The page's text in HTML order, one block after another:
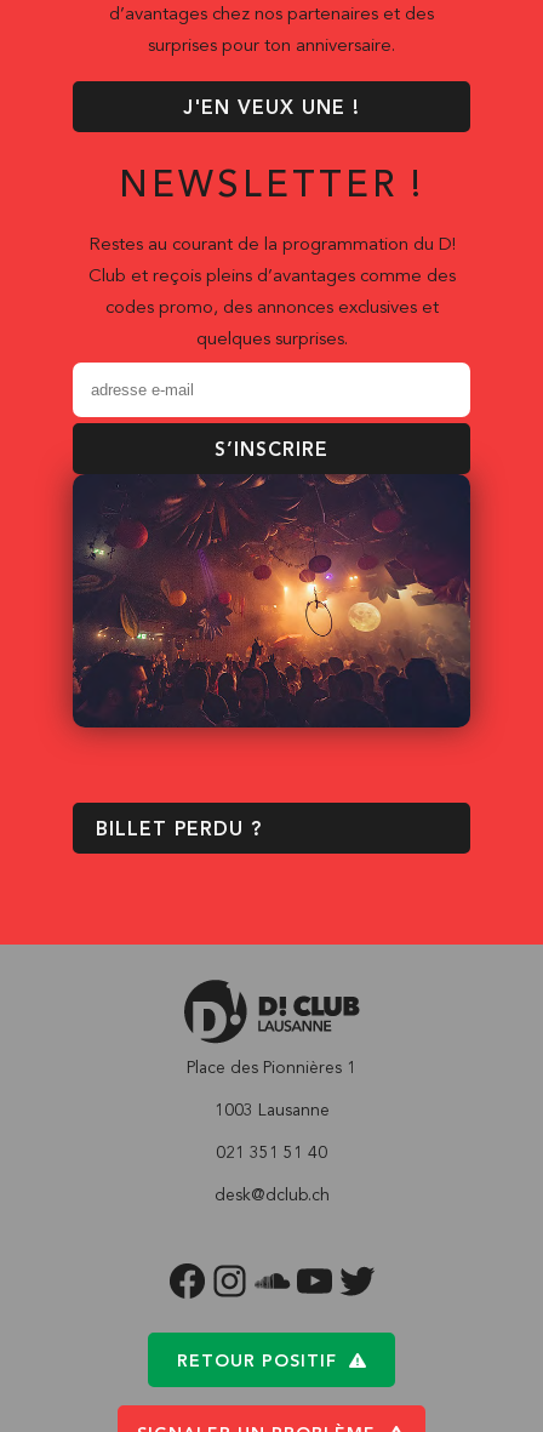
d’avantages chez nos partenaires et des
surprises pour ton anniversaire.
J'EN VEUX UNE !
NEWSLETTER !
Restes au courant de la programmation du D!
Club et reçois pleins d’avantages comme des
codes promo, des annonces exclusives et
quelques surprises.
S’INSCRIRE
BILLET PERDU ?
Place des Pionnières 1
1003 Lausanne
021 351 51 40
desk@dclub.ch
FACEBOOKINSTAGRAM
SOUNDCLOUD
YOUTUBETWITTER
RETOUR POSITIF